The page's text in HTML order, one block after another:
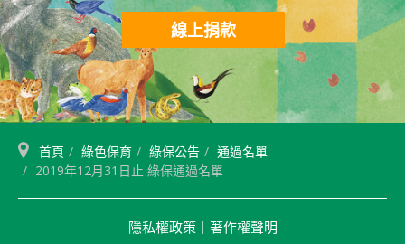
線上捐款
首頁 綠色保育 綠保公告
通過名單
2019年12月31日止 綠保通過名單
隱私權政策｜ 著作權聲明